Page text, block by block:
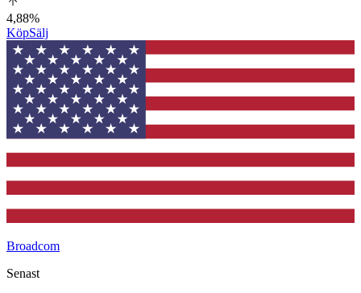
4,88%
KöpSälj
Broadcom
Senast